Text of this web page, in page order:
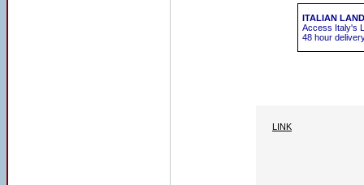
ITALIAN
Access Italy's
48 hour
LINK